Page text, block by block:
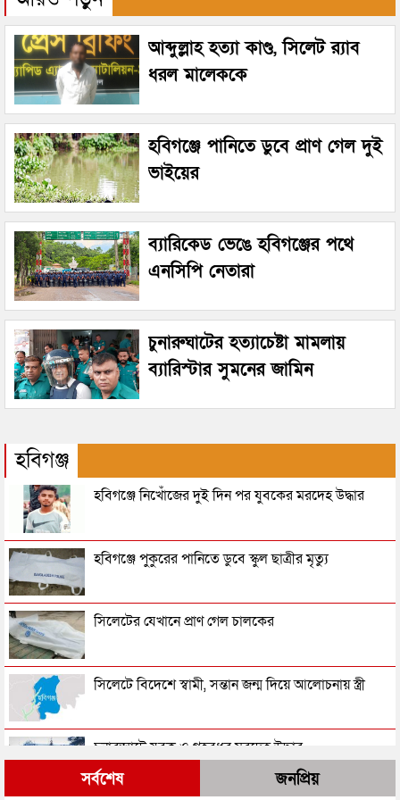
আব্দুল্লাহ হত্যা কাণ্ড, সিলেট র‌্যাব
ধরল মালেককে
হবিগঞ্জে পানিতে ডুবে প্রাণ গেল দুই
ভাইয়ের
ব্যারিকেড ভেঙে হবিগঞ্জের পথে
এনসিপি নেতারা
চুনারুঘাটের হত্যাচেষ্টা মামলায়
ব্যারিস্টার সুমনের জামিন
হবিগঞ্জ
হবিগঞ্জে নিখোঁজের দুই দিন পর যুবকের মরদেহ উদ্ধার
হবিগঞ্জে পুকুরের পানিতে ডুবে স্কুল ছাত্রীর মৃত্যু
সিলেটের যেখানে প্রাণ গেল চালকের
সিলেটে বিদেশে স্বামী, সন্তান জন্ম দিয়ে আলোচনায় স্ত্রী
চুনারুঘাটে যুবক ও গৃহবধূর মরদেহ উদ্ধার
সর্বশেষ জনপ্রিয়